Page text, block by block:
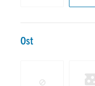
Ost